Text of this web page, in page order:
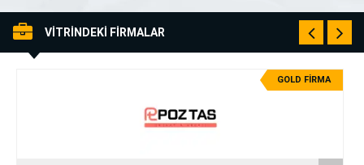
VİTRİNDEKİ FİRMALAR
GOLD FİRMA